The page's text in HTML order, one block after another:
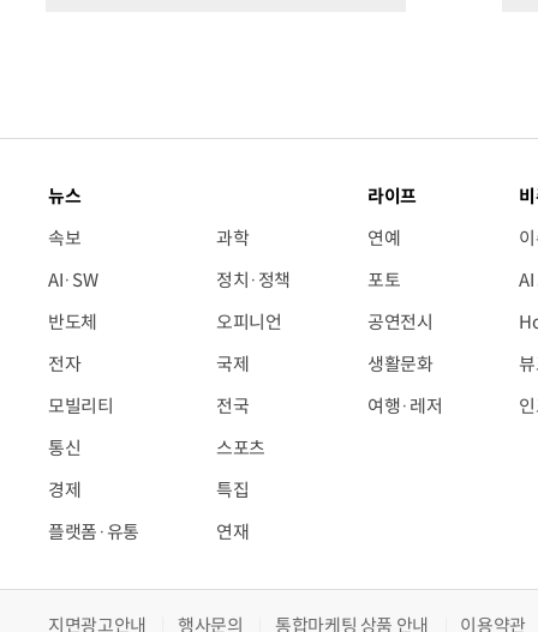
뉴스
속보
AI·SW
반도체
전자
모빌리티
통신
경제
플랫폼·유통
과학
정치·정책
오피니언
국제
전국
스포츠
특집
연재
라이프
연예
포토
공연전시
생활문화
여행·레저
지면광고안내 행사문의 통합마케팅 상품 안내 이용약관